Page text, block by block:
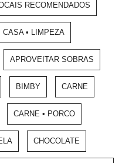
RECOMENDADOS
CASA • LIMPEZA
APROVEITAR SOBRAS
BIMBY CARNE
CARNE • PORCO
CHOCOLATE